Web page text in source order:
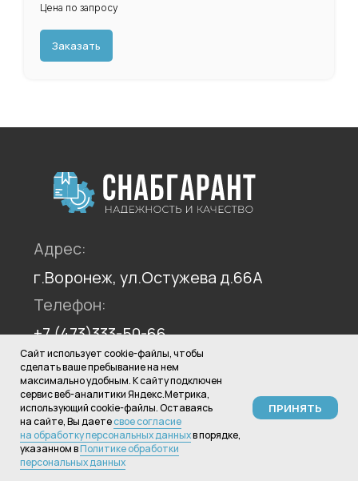
Цена по запросу
Заказать
Сайт использует cookie-файлы, чтобы
сделать ваше пребывание на нем
максимально удобным. К cайту подключен
сервис веб-аналитики Яндекс.Метрика,
использующий cookie-файлы. Оставаясь
на сайте, Вы даетесвое согласие
на обработку персональных данныхв порядке,
указанном вПолитике обработки
персональных данных
ПРИНЯТЬ